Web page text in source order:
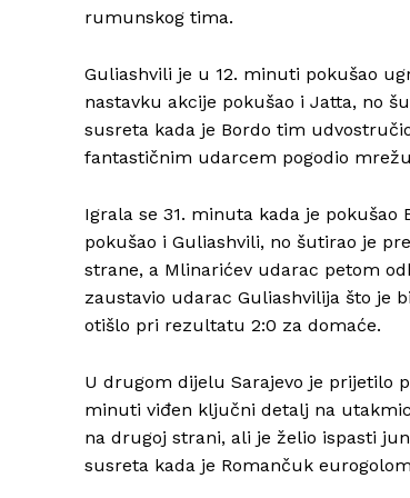
rumunskog tima.
Guliashvili je u 12. minuti pokušao
nastavku akcije pokušao i Jatta, no
susreta kada je Bordo tim
fantastičnim udarcem pogodio
Igrala se 31. minuta kada je
pokušao i Guliashvili, no šutirao je
strane, a Mlinarićev udarac petom
zaustavio udarac Guliashvilija što je
otišlo pri rezultatu 2:0 za domaće.
U drugom dijelu Sarajevo je prijetilo
minuti viđen ključni detalj na
na drugoj strani, ali je želio ispasti
susreta kada je Romančuk